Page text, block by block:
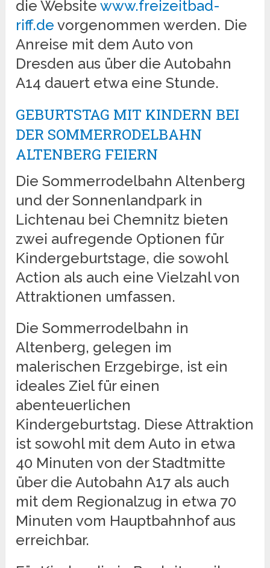
die Websitewww.freizeitbad-
riff.de vorgenommen werden. Die
Anreise mit dem Auto von
Dresden aus über die Autobahn
A14 dauert etwa eine Stunde.
GEBURTSTAG MIT KINDERN BEI
DER SOMMERRODELBAHN
ALTENBERG FEIERN
Die Sommerrodelbahn Altenberg
und der Sonnenlandpark in
Lichtenau bei Chemnitz bieten
zwei aufregende Optionen für
Kindergeburtstage, die sowohl
Action als auch eine Vielzahl von
Attraktionen umfassen.
Die Sommerrodelbahn in
Altenberg, gelegen im
malerischen Erzgebirge, ist ein
ideales Ziel für einen
abenteuerlichen
Kindergeburtstag. Diese Attraktion
ist sowohl mit dem Auto in etwa
40 Minuten von der Stadtmitte
über die Autobahn A17 als auch
mit dem Regionalzug in etwa 70
Minuten vom Hauptbahnhof aus
erreichbar.